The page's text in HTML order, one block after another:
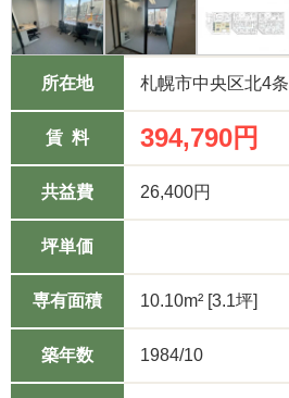
所在地 札幌市中央区北4
賃 料 394,790円
共益費 26,400円
坪単価
専有面積 10.10m² [3.1坪]
築年数 1984/10